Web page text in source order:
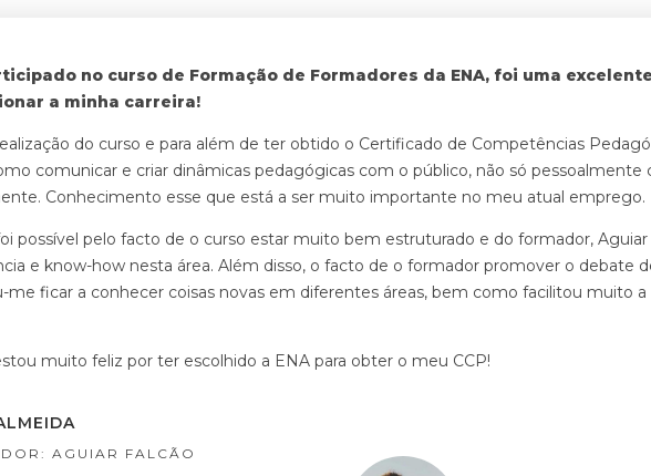
no curso de Formação de Formadores da ENA, foi uma
a minha carreira!
do curso e para além de ter obtido o Certificado de Competências
comunicar e criar dinâmicas pedagógicas com o público, não só
Conhecimento esse que está a ser muito importante no meu atual emprego.
possível pelo facto de o curso estar muito bem estruturado e do formador,
e know-how nesta área. Além disso, o facto de o formador promover o debate
me ficar a conhecer coisas novas em diferentes áreas, bem como facilitou muito a
muito feliz por ter escolhido a ENA para obter o meu CCP!
AGUIAR FALCÃO